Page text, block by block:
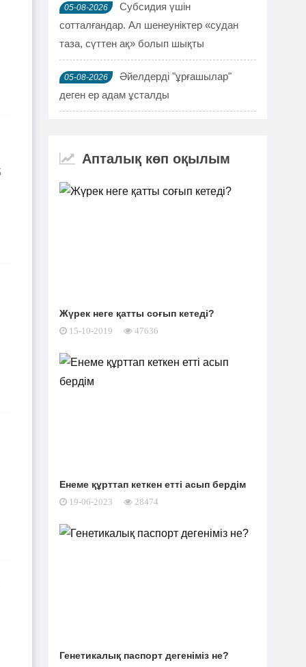
05-08-2026
Субсидия үшін
сотталғандар. Ал шенеуніктер «судан
таза, сүттен ақ» болып шықты
05-08-2026
Әйелдерді "ұрғашылар"
деген ер адам ұсталды
03-08-2026
Шымкентте мефедронның
ұсталды
журналист Лұқпан Ахмедияровты жала
жапқаны үшін жауапқа тартуды талап
етті
01-08-2026
Respublica партиясынан кеткенін
29-07-2026
Апталық көп оқылым
Жүрек неге қатты соғып кетеді?
15-10-2019 47636
Енеме құрттап кеткен етті асып бердім
19-06-2023 28474
Генетикалық паспорт дегеніміз не?